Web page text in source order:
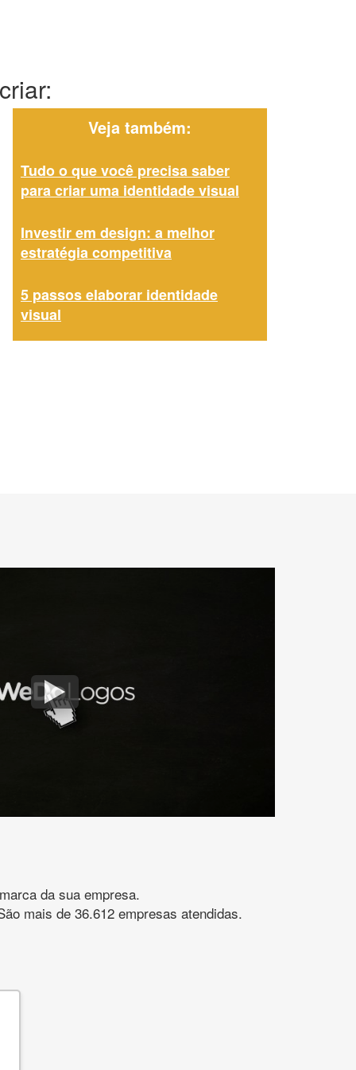
Veja também:
Tudo o que você precisa saber
para criar uma identidade visual
Investir em design: a melhor
estratégia competitiva
5 passos elaborar identidade
visual
da sua empresa.
mais de 36.612 empresas atendidas.